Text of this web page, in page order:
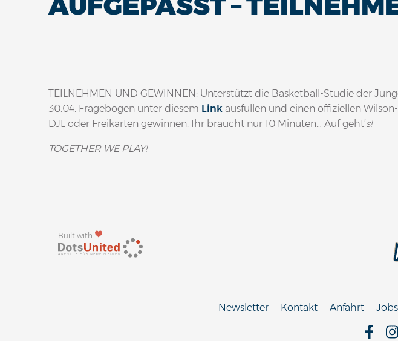
TEILNEHMEN UND GEWINNEN: Unterstützt die Basketball-Studie der
30.04. Fragebogen unter diesem Link ausfüllen und einen offiziellen
DJL oder Freikarten gewinnen. Ihr braucht nur 10 Minuten… Auf geht’s!
TOGETHER WE PLAY!
Built with
Newsletter Kontakt Anfahrt Jobs